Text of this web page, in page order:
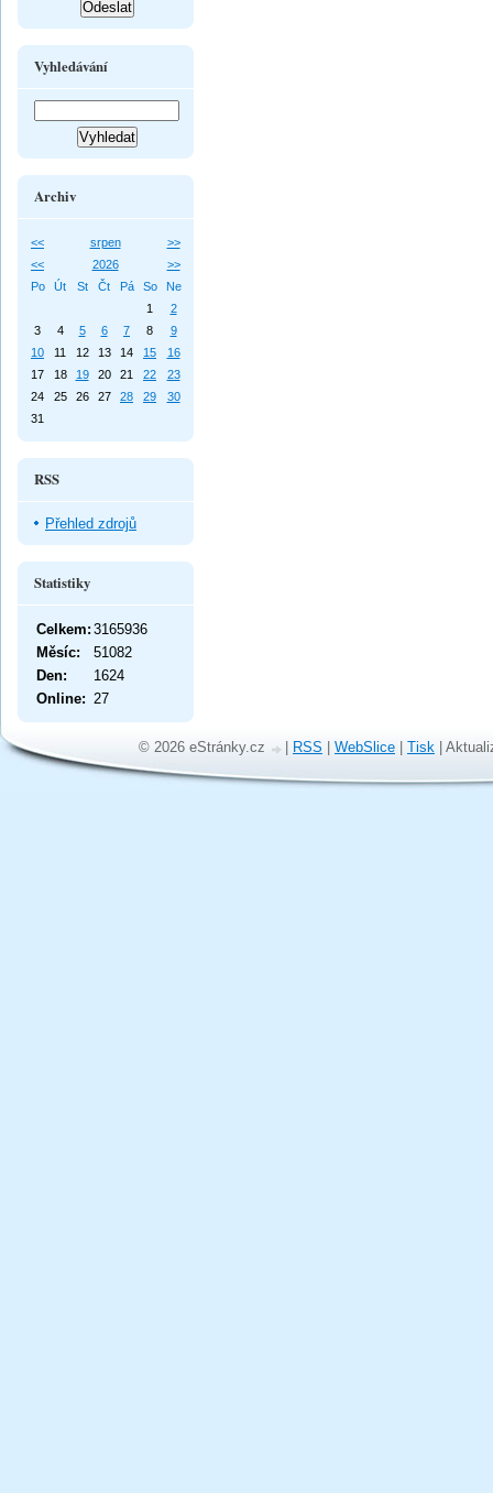
Vyhledávání
Archiv
<< srpen
>>
<<
2026
>>
Po
Út St Čt Pá So
Ne
1
2
3
4 5 6 7 8
9
10
11 12 13 14 15
16
17
18 19 20 21 22
23
24
25 26 27 28 29
30
31
RSS
Přehled zdrojů
Statistiky
Online: 27
Celkem: 3165936
Měsíc:
51082
Den:
1624
© 2026 eStránky.cz | RSS | WebSlice | Tisk |